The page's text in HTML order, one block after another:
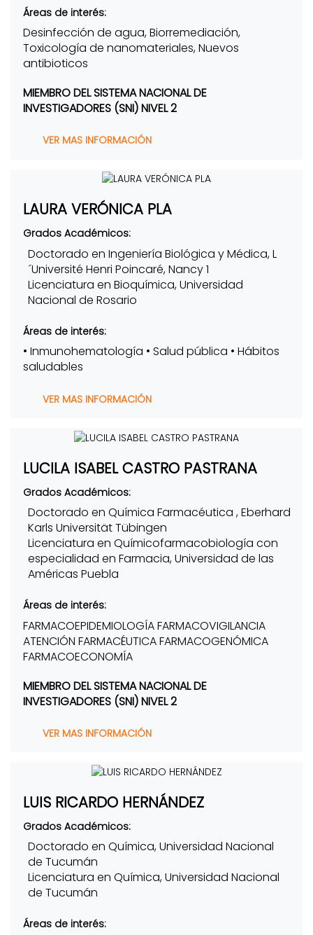
Áreas de interés:
Desinfección de agua, Biorremediación,
Toxicología de nanomateriales, Nuevos
antibioticos
MIEMBRO DEL SISTEMA NACIONAL DE
INVESTIGADORES (SNI) NIVEL 2
VER MAS INFORMACIÓN
LAURA VERÓNICA PLA
Grados Académicos:
Doctorado en Ingeniería Biológica y Médica, L
´Université Henri Poincaré, Nancy 1
Licenciatura en Bioquímica, Universidad
Nacional de Rosario
Áreas de interés:
• Inmunohematología • Salud pública • Hábitos
saludables
VER MAS INFORMACIÓN
LUCILA ISABEL CASTRO PASTRANA
Grados Académicos:
Doctorado en Química Farmacéutica , Eberhard
Karls Universität Tübingen
Licenciatura en Químicofarmacobiología con
especialidad en Farmacia, Universidad de las
Américas Puebla
Áreas de interés:
FARMACOEPIDEMIOLOGÍA FARMACOVIGILANCIA
ATENCIÓN FARMACÉUTICA FARMACOGENÓMICA
FARMACOECONOMÍA
MIEMBRO DEL SISTEMA NACIONAL DE
INVESTIGADORES (SNI) NIVEL 2
VER MAS INFORMACIÓN
LUIS RICARDO HERNÁNDEZ
Grados Académicos:
Doctorado en Química, Universidad Nacional
de Tucumán
Licenciatura en Química, Universidad Nacional
de Tucumán
Áreas de interés: